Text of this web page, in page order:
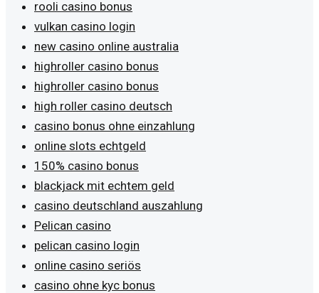
rooli casino bonus
vulkan casino login
new casino online australia
highroller casino bonus
highroller casino bonus
high roller casino deutsch
casino bonus ohne einzahlung
online slots echtgeld
150% casino bonus
blackjack mit echtem geld
casino deutschland auszahlung
Pelican casino
pelican casino login
online casino seriös
casino ohne kyc bonus